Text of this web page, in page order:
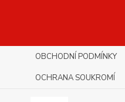
OBCHODNÍ PODMÍNKY
OCHRANA SOUKROMÍ